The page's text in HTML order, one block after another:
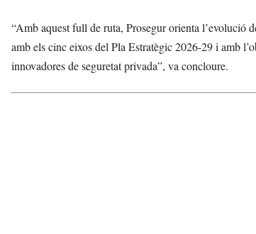
“Amb aquest full de ruta, Prosegur orienta l’evolució
amb els cinc eixos del Pla Estratègic 2026-29 i amb
innovadores de seguretat privada”, va concloure.